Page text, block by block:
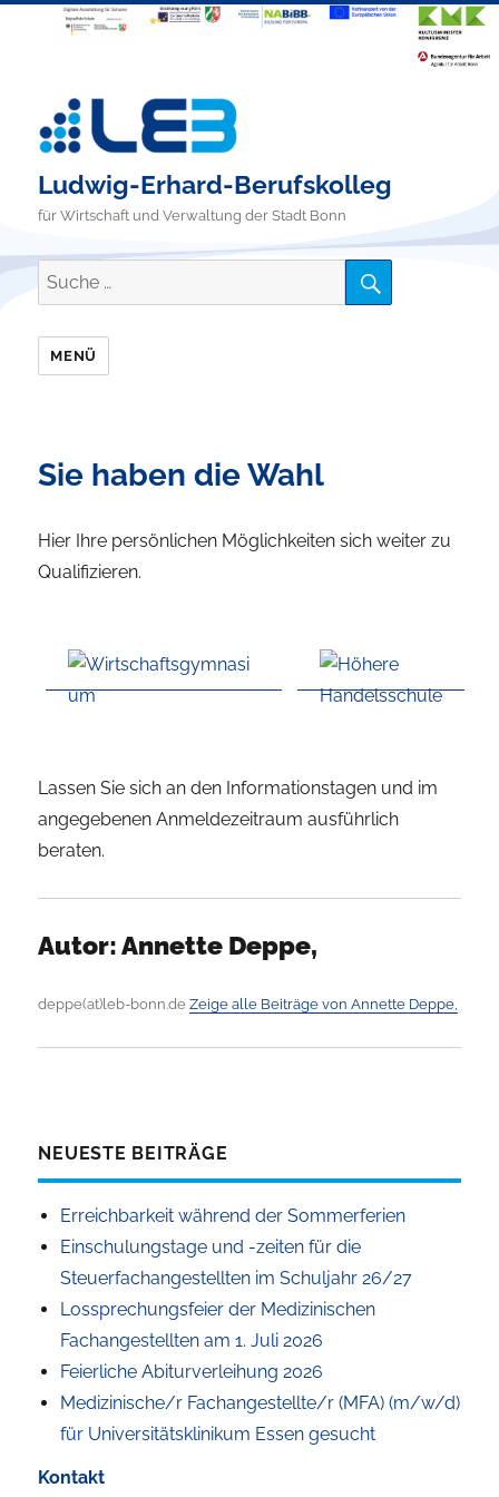
Ludwig-Erhard-Berufskolleg
für Wirtschaft und Verwaltung der Stadt Bonn
Suche
nach:
SUCHE
MENÜ
Sie haben die Wahl
Hier Ihre persönlichen Möglichkeiten sich weiter zu
Qualifizieren.
Lassen Sie sich an den Informationstagen und im
angegebenen Anmeldezeitraum ausführlich
beraten.
Autor:Annette Deppe,
deppe(at)leb-bonn.deZeige alle Beiträge von Annette Deppe,
NEUESTE BEITRÄGE
Erreichbarkeit während der Sommerferien
Einschulungstage und -zeiten für die
Steuerfachangestellten im Schuljahr 26/27
Lossprechungsfeier der Medizinischen
Fachangestellten am 1. Juli 2026
Feierliche Abiturverleihung 2026
Medizinische/r Fachangestellte/r (MFA) (m/w/d)
für Universitätsklinikum Essen gesucht
Kontakt